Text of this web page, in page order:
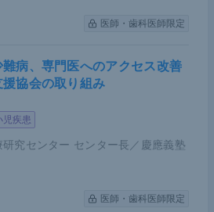
きなのか、常に考えていく必
下のとおりである。
的な外科手術が減少傾向にあ
医師・歯科医師限定
病、専門医へのアクセス改善
協会の取り組み
児疾患
究センター センター長／慶應義塾
医師・歯科医師限定